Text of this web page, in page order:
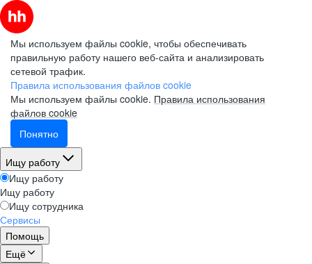
Мы используем файлы cookie, чтобы обеспечивать
правильную работу нашего веб-сайта и анализировать
сетевой трафик.
Правила использования файлов cookie
Мы используем файлы cookie. Правила использования
файлов cookie
Понятно
Ищу работу
Ищу работу
Ищу работу
Ищу сотрудника
Сервисы
Помощь
Ещё